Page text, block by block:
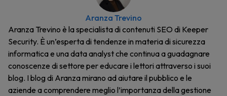
Aranza Trevino
Aranza Trevino è la specialista di contenuti SEO di Keeper
Security. È un’esperta di tendenze in materia di sicurezza
informatica e una data analyst che continua a guadagnare
conoscenze di settore per educare i lettori attraverso i suoi
blog. I blog di Aranza mirano ad aiutare il pubblico e le
aziende a comprendere meglio l’importanza della gestione